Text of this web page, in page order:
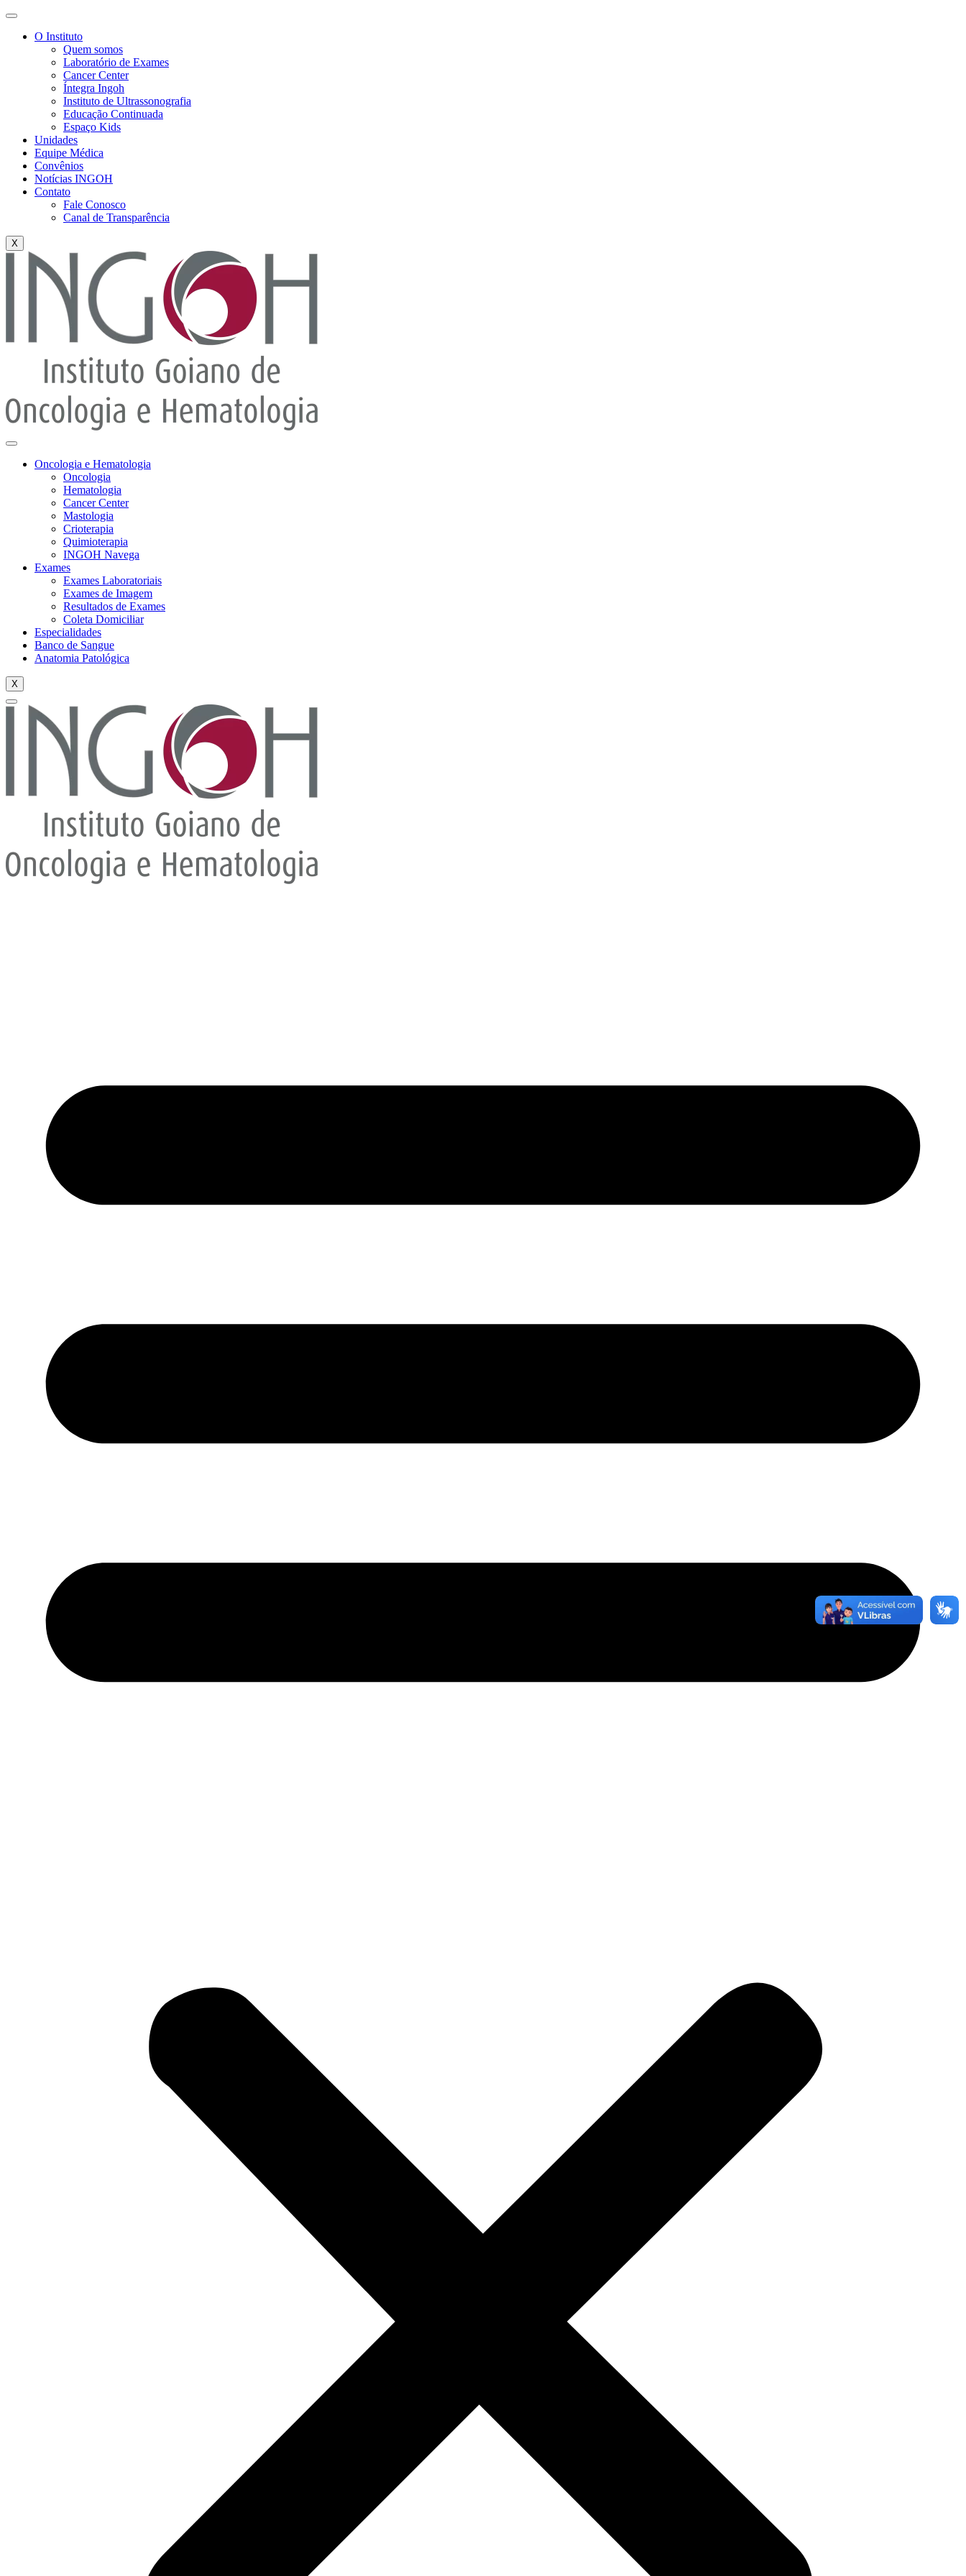
O Instituto
Quem somos
Laboratório de Exames
Cancer Center
Íntegra Ingoh
Instituto de Ultrassonografia
Educação Continuada
Espaço Kids
Unidades
Equipe Médica
Convênios
Notícias INGOH
Contato
Fale Conosco
Canal de Transparência
X
Oncologia e Hematologia
Oncologia
Hematologia
Cancer Center
Mastologia
Crioterapia
Quimioterapia
INGOH Navega
Exames
Exames Laboratoriais
Exames de Imagem
Resultados de Exames
Coleta Domiciliar
Especialidades
Banco de Sangue
Anatomia Patológica
X